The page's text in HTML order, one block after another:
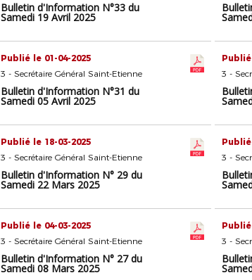
Bulletin d'Information N°33 du
Samedi 19 Avril 2025
Publié le 01-04-2025
3 - Secrétaire Général Saint-Etienne
Bulletin d'Information N°31 du
Samedi 05 Avril 2025
Publié
3 -
Publié le 18-03-2025
3 - Secrétaire Général Saint-Etienne
Bulletin d'Information N° 29 du
Samedi 22 Mars 2025
Publié
3 -
Publié le 04-03-2025
3 - Secrétaire Général Saint-Etienne
Bulletin d'Information N° 27 du
Samedi 08 Mars 2025
Publié
3 -